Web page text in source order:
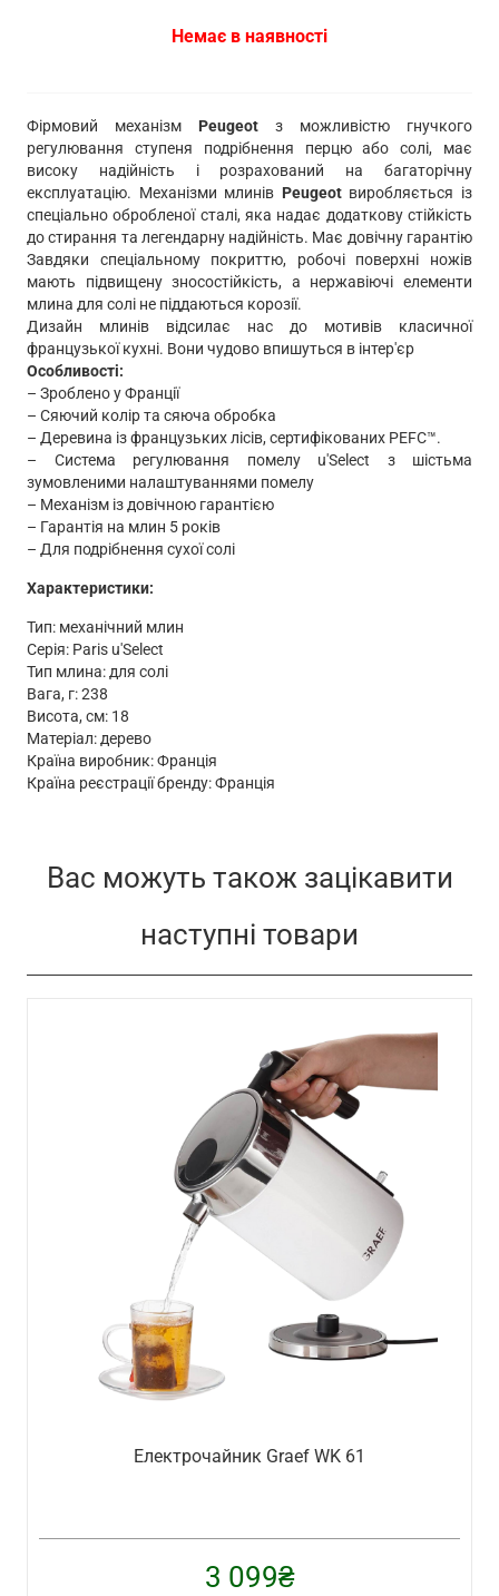
Немає в наявності
Фірмовий механізм Peugeot з можливістю гнучкого
регулювання ступеня подрібнення перцю або солі, має
високу надійність і розрахований на багаторічну
експлуатацію. Механізми млинів Peugeot виробляється із
спеціально обробленої сталі, яка надає додаткову стійкість
до стирання та легендарну надійність. Має довічну гарантію
Завдяки спеціальному покриттю, робочі поверхні ножів
мають підвищену зносостійкість, а нержавіючі елементи
млина для солі не піддаються корозії.
Дизайн млинів відсилає нас до мотивів класичної
французької кухні. Вони чудово впишуться в інтер'єр
Особливості:
– Зроблено у Франції
– Сяючий колір та сяюча обробка
– Деревина із французьких лісів, сертифікованих PEFC™.
– Система регулювання помелу u'Select з шістьма
зумовленими налаштуваннями помелу
– Механізм із довічною гарантією
– Гарантія на млин 5 років
– Для подрібнення сухої солі
Характеристики:
Тип: механічний млин
Серія: Paris u'Select
Тип млина: для солі
Вага, г: 238
Висота, см: 18
Матеріал: дерево
Країна виробник: Франція
Країна реєстрації бренду: Франція
Вас можуть також зацікавити
наступні товари
Електрочайник Graef WK 61
3 099₴